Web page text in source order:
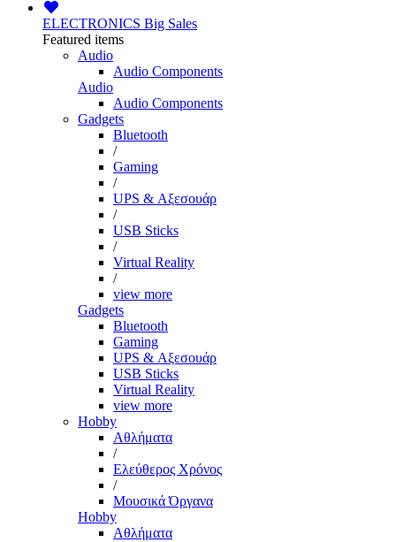
ELECTRONICS Big Sales
Featured items
Audio
Audio Components
Audio
Audio Components
Gadgets
Bluetooth
/
Gaming
/
UPS & Αξεσουάρ
/
USB Sticks
/
Virtual Reality
/
view more
Gadgets
Bluetooth
Gaming
UPS & Αξεσουάρ
USB Sticks
Virtual Reality
view more
Hobby
Αθλήματα
/
Ελεύθερος Χρόνος
/
Μουσικά Όργανα
Hobby
Αθλήματα